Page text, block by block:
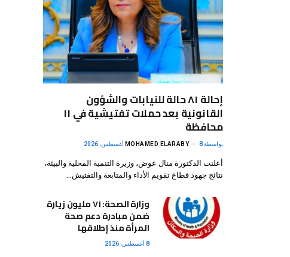
إحالة ٨١ حالة للنيابات والشؤون
القانونية بعد حملات تفتيشية في ١١
محافظة
بواسطة MOHAMED ELARABY 8 أغسطس، 2026
أعلنت الدكتورة منال عوض، وزيرة التنمية المحلية والبيئة،
نتائج جهود قطاع تقويم الأداء والمتابعة والتفتيش…
وزارة الصحة: ٧١ مليون زيارة
ضمن مبادرة دعم صحة
المرأة منذ إطلاقها
8 أغسطس، 2026